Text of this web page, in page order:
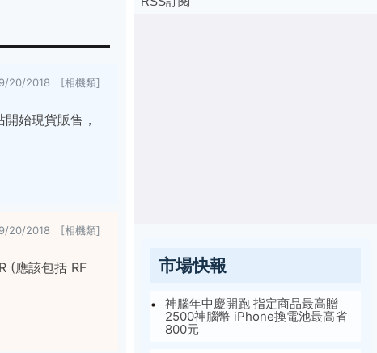
9/20/2018 [相機類]
始現貨販售，
9/20/2018 [相機類]
(應該包括 RF
市場快報
神腦年中慶開跑 指定商品最高贈
2500神腦幣 iPhone換電池最高省
800元